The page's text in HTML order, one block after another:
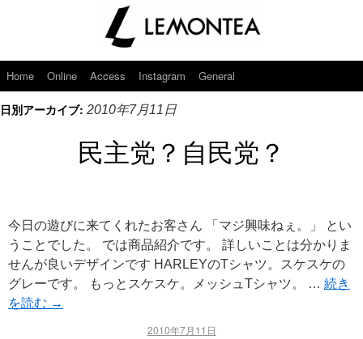
Home Online Access Instagram General
日別アーカイブ: 2010年7月11日
民主党？自民党？
今日の遊びに来てくれたお客さん 「マジ興味ねぇ。」 とい
うことでした。 では商品紹介です。 詳しいことは分かりま
せんが良いデザインです HARLEYのTシャツ。スケスケの
グレーです。 もっとスケスケ。メッシュTシャツ。 … 続き
を読む →
2010年7月11日